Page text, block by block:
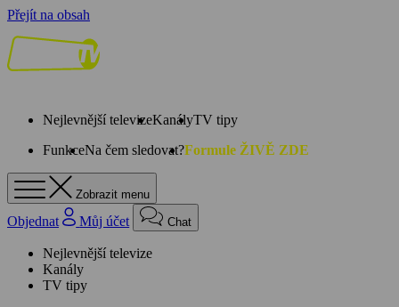
Přejít na obsah
Nejlevnější televizeKanályTV tipy
FunkceNa čem sledovat?Formule ŽIVĚ ZDE
Zobrazit menu
Objednat Můj účet Chat
Nejlevnější televize
Kanály
TV tipy